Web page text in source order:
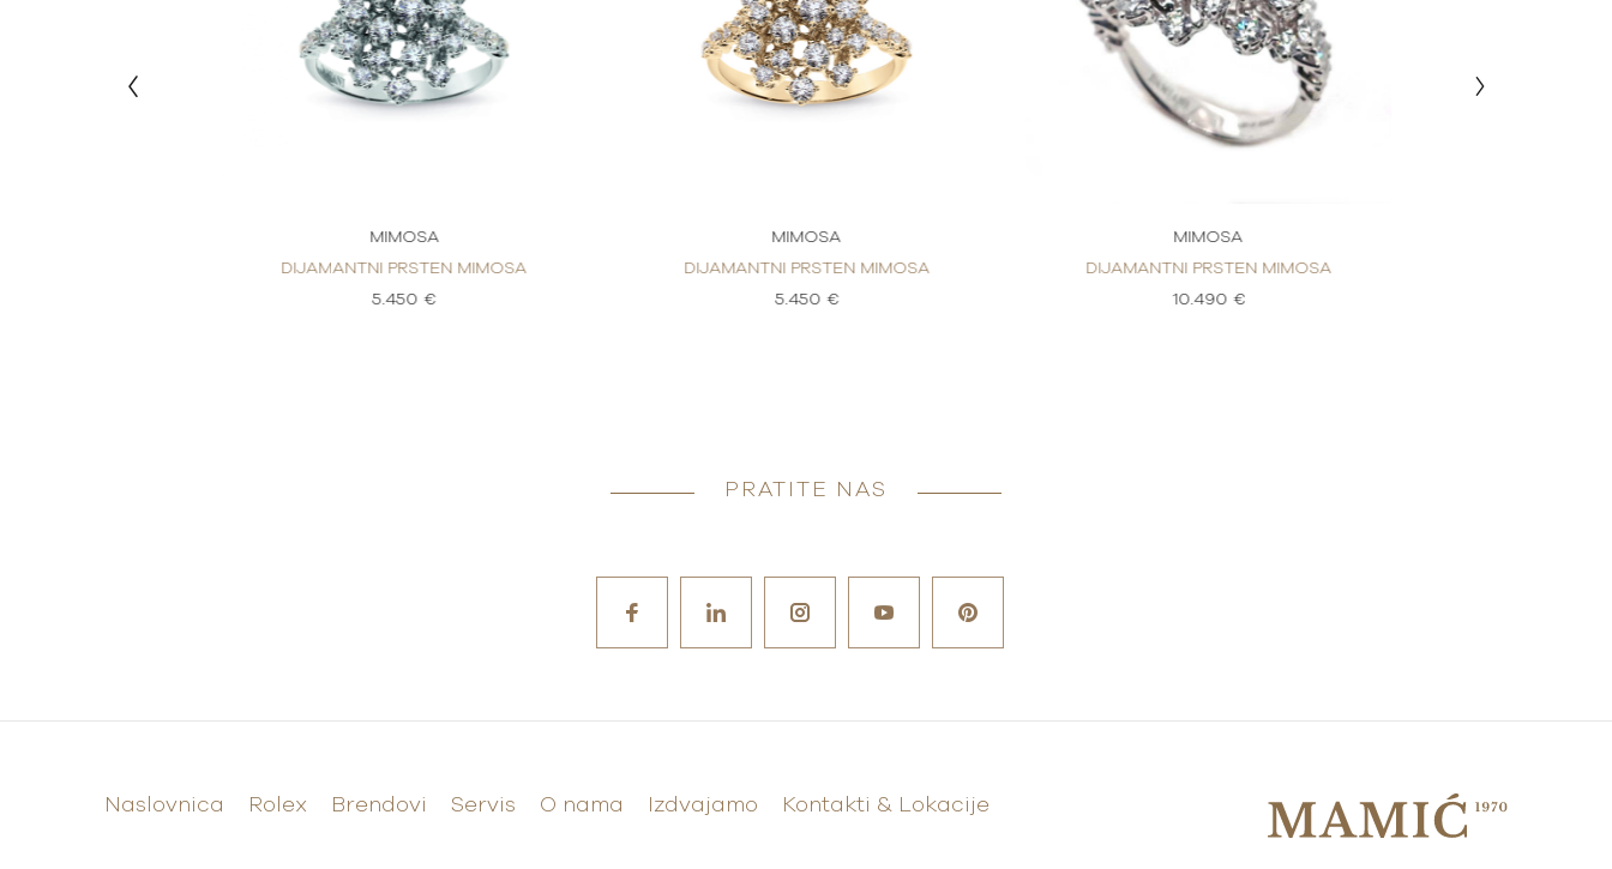
MIMOSA
DIJAMANTNI PRSTEN MIMOSA
5.450 €
MIMOSA
DIJAMANTNI PRSTEN MIMOSA
5.450 €
MIMOSA
DIJAMANTNI PRSTEN MIMOSA
10.490 €
PRATITE NAS
Naslovnica Rolex Brendovi Servis O nama Izdvajamo Kontakti & Lokacije